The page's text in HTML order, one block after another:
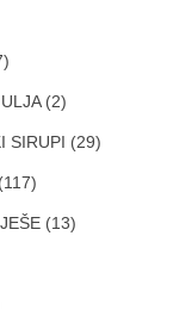
(2)
SIRUPI (29)
(117)
(13)